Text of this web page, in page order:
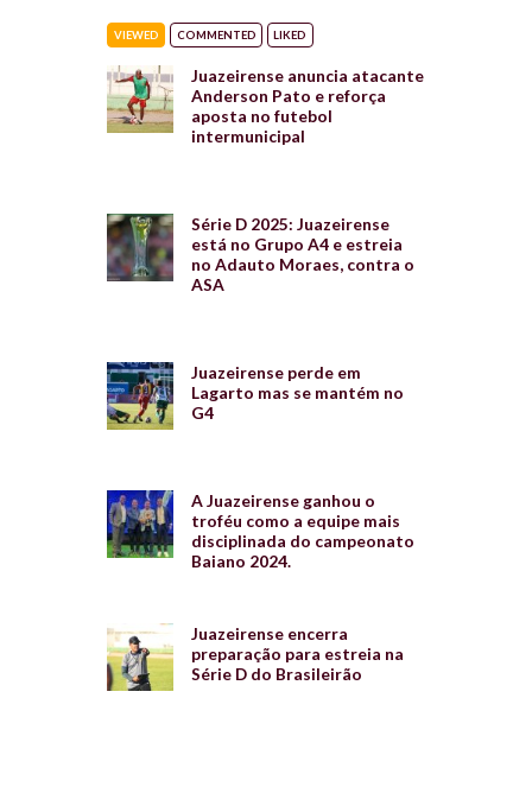
VIEWED COMMENTED LIKED
Juazeirense anuncia atacante
Anderson Pato e reforça
aposta no futebol
intermunicipal
Série D 2025: Juazeirense
está no Grupo A4 e estreia
no Adauto Moraes, contra o
ASA
Juazeirense perde em
Lagarto mas se mantém no
G4
A Juazeirense ganhou o
troféu como a equipe mais
disciplinada do campeonato
Baiano 2024.
Juazeirense encerra
preparação para estreia na
Série D do Brasileirão